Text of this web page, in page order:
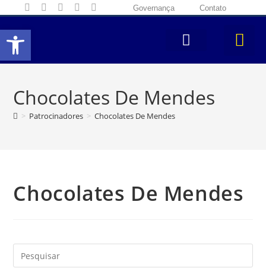
Abrir a barra de ferramentas
Governança Contato
Chocolates De Mendes
> Patrocinadores > Chocolates De Mendes
Chocolates De Mendes